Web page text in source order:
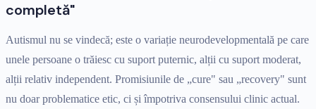
completă"
Autismul nu se vindecă; este o variație neurodevelopmentală pe care
unele persoane o trăiesc cu suport puternic, alții cu suport moderat,
alții relativ independent. Promisiunile de „cure" sau „recovery" sunt
nu doar problematice etic, ci și împotriva consensului clinic actual.